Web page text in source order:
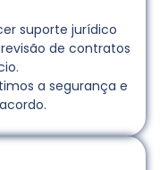
suporte jurídico
de contratos
a segurança e